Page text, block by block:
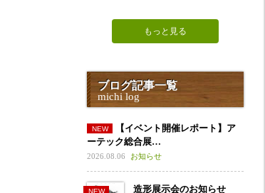
もっと見る
ブログ記事一覧
michi log
【イベント開催レポート】ア
ーテック総合展…
2026.08.06 お知らせ
造形展示会のお知らせ